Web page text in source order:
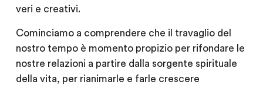
veri e creativi.
Cominciamo a comprendere che il travaglio del
nostro tempo è momento propizio per rifondare le
nostre relazioni a partire dalla sorgente spirituale
della vita, per rianimarle e farle crescere